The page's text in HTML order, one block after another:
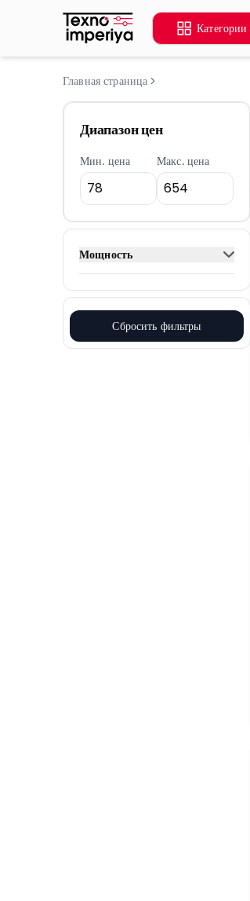
Категории
Главная страница
Диапазон цен
Мин. цена Макс. цена
Мощность
Сбросить фильтры